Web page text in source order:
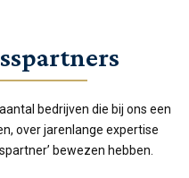
bedrijven die bij ons een
over jarenlange expertise
bewezen hebben.